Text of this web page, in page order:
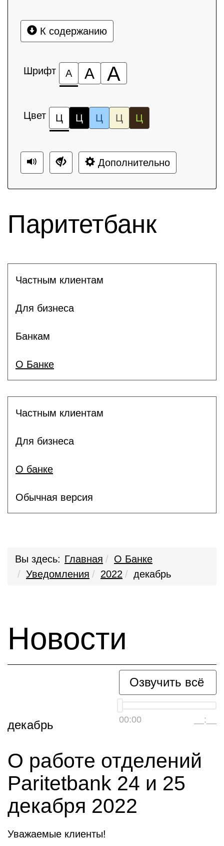
К содержанию
Шрифт А А А
Цвет Ц Ц Ц Ц Ц
Дополнительно
Паритетбанк
Частным клиентам
Для бизнеса
Банкам
О Банке
Частным клиентам
Для бизнеса
О банке
Обычная версия
Вы здесь: Главная
О Банке
Уведомления
2022 декабрь
Новости
Озвучить всё
00:00 __:__
декабрь
О работе отделений
Paritetbank 24 и 25
декабря 2022
Уважаемые клиенты!